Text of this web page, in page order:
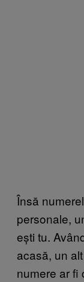
Însă
personale,
ești tu.
acasă, un
numere ar fi